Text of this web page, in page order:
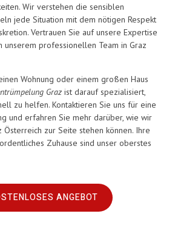
Wir verstehen die sensiblen
jede Situation mit dem nötigen Respekt
Vertrauen Sie auf unsere Expertise
unserem professionellen Team in Graz
Wohnung oder einem großen Haus
Graz ist darauf spezialisiert,
zu helfen. Kontaktieren Sie uns für eine
und erfahren Sie mehr darüber, wie wir
Österreich zur Seite stehen können. Ihre
Zuhause sind unser oberstes
ANGEBOT